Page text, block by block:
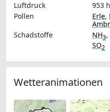
Luftdruck
953
Pollen
Erle,
Schadstoffe
NH3,
SO2
Wetteranimationen